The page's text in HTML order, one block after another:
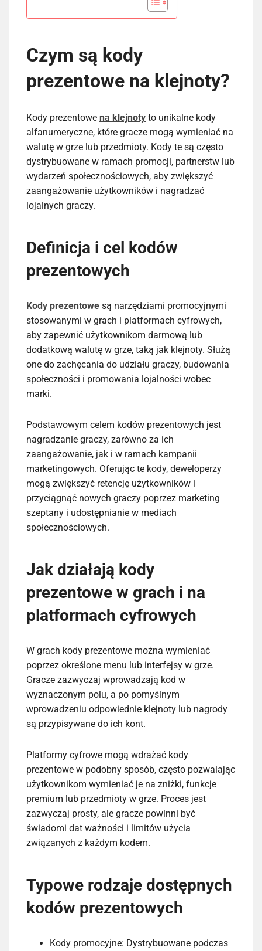
Czym są kody
prezentowe na klejnoty?
Kody prezentowe na klejnoty to unikalne kody
alfanumeryczne, które gracze mogą wymieniać na
walutę w grze lub przedmioty. Kody te są często
dystrybuowane w ramach promocji, partnerstw lub
wydarzeń społecznościowych, aby zwiększyć
zaangażowanie użytkowników i nagradzać
lojalnych graczy.
Definicja i cel kodów
prezentowych
Kody prezentowe są narzędziami promocyjnymi
stosowanymi w grach i platformach cyfrowych,
aby zapewnić użytkownikom darmową lub
dodatkową walutę w grze, taką jak klejnoty. Służą
one do zachęcania do udziału graczy, budowania
społeczności i promowania lojalności wobec
marki.
Podstawowym celem kodów prezentowych jest
nagradzanie graczy, zarówno za ich
zaangażowanie, jak i w ramach kampanii
marketingowych. Oferując te kody, deweloperzy
mogą zwiększyć retencję użytkowników i
przyciągnąć nowych graczy poprzez marketing
szeptany i udostępnianie w mediach
społecznościowych.
Jak działają kody
prezentowe w grach i na
platformach cyfrowych
W grach kody prezentowe można wymieniać
poprzez określone menu lub interfejsy w grze.
Gracze zazwyczaj wprowadzają kod w
wyznaczonym polu, a po pomyślnym
wprowadzeniu odpowiednie klejnoty lub nagrody
są przypisywane do ich kont.
Platformy cyfrowe mogą wdrażać kody
prezentowe w podobny sposób, często pozwalając
użytkownikom wymieniać je na zniżki, funkcje
premium lub przedmioty w grze. Proces jest
zazwyczaj prosty, ale gracze powinni być
świadomi dat ważności i limitów użycia
związanych z każdym kodem.
Typowe rodzaje dostępnych
kodów prezentowych
Kody promocyjne: Dystrybuowane podczas